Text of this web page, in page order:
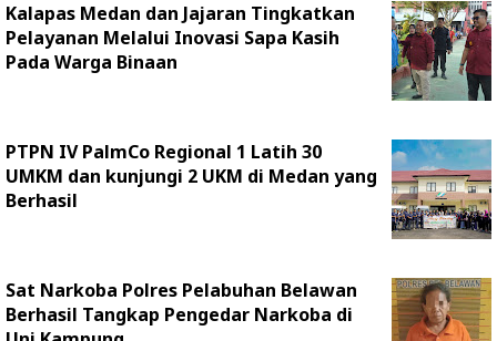
Kalapas Medan dan Jajaran Tingkatkan
Pelayanan Melalui Inovasi Sapa Kasih
Pada Warga Binaan
PTPN IV PalmCo Regional 1 Latih 30
UMKM dan kunjungi 2 UKM di Medan yang
Berhasil
Sat Narkoba Polres Pelabuhan Belawan
Berhasil Tangkap Pengedar Narkoba di